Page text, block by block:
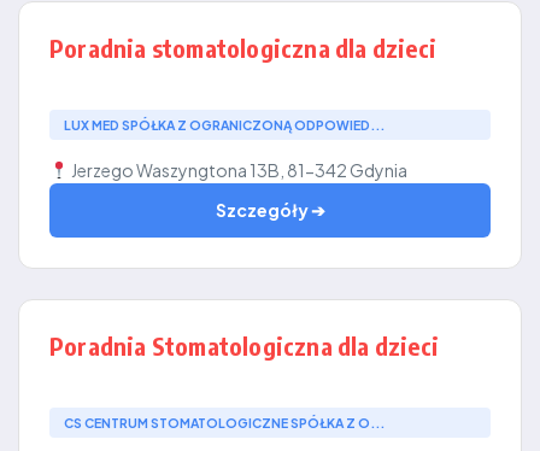
Poradnia stomatologiczna dla dzieci
LUX MED SPÓŁKA Z OGRANICZONĄ ODPOWIED...
Jerzego Waszyngtona 13B, 81-342 Gdynia
Szczegóły ➔
Poradnia Stomatologiczna dla dzieci
CS CENTRUM STOMATOLOGICZNE SPÓŁKA Z O...